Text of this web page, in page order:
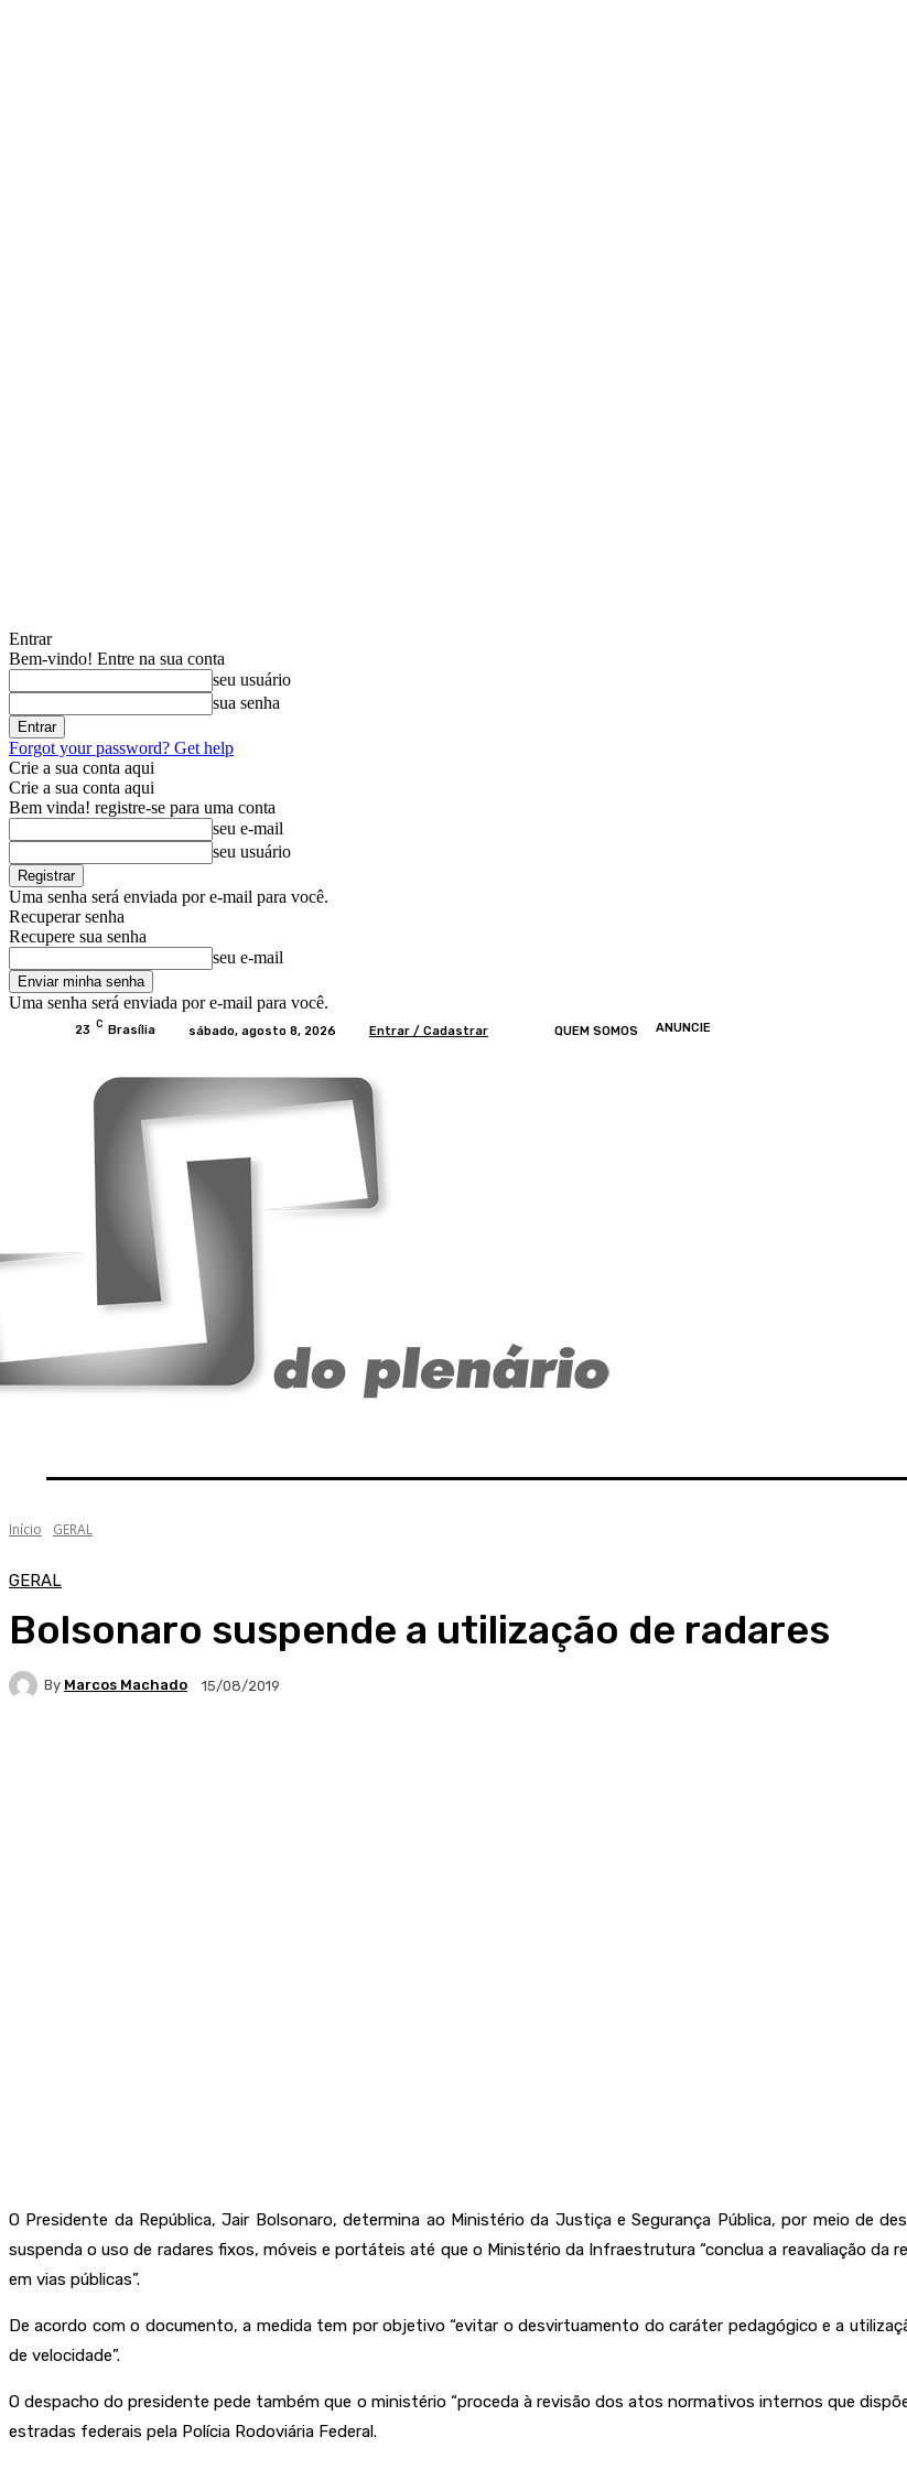
Entrar
Bem-vindo! Entre na sua conta
seu usuário
sua senha
Forgot your password? Get help
Crie a sua conta aqui
Crie a sua conta aqui
Bem vinda! registre-se para uma conta
seu e-mail
seu usuário
Uma senha será enviada por e-mail para você.
Recuperar senha
Recupere sua senha
seu e-mail
Uma senha será enviada por e-mail para você.
23 C Brasília sábado, agosto 8, 2026 Entrar / Cadastrar QUEM SOMOS ANUNCIE
Início GERAL
GERAL
Bolsonaro suspende a utilização de radares
By Marcos Machado 15/08/2019
O Presidente da República, Jair Bolsonaro, determina ao Ministério da Justiça e Segurança Pública, por meio de
suspenda o uso de radares fixos, móveis e portáteis até que o Ministério da Infraestrutura “conclua a reavaliação
em vias públicas”.
De acordo com o documento, a medida tem por objetivo “evitar o desvirtuamento do caráter pedagógico e a
de velocidade”.
O despacho do presidente pede também que o ministério “proceda à revisão dos atos normativos internos que
estradas federais pela Polícia Rodoviária Federal.